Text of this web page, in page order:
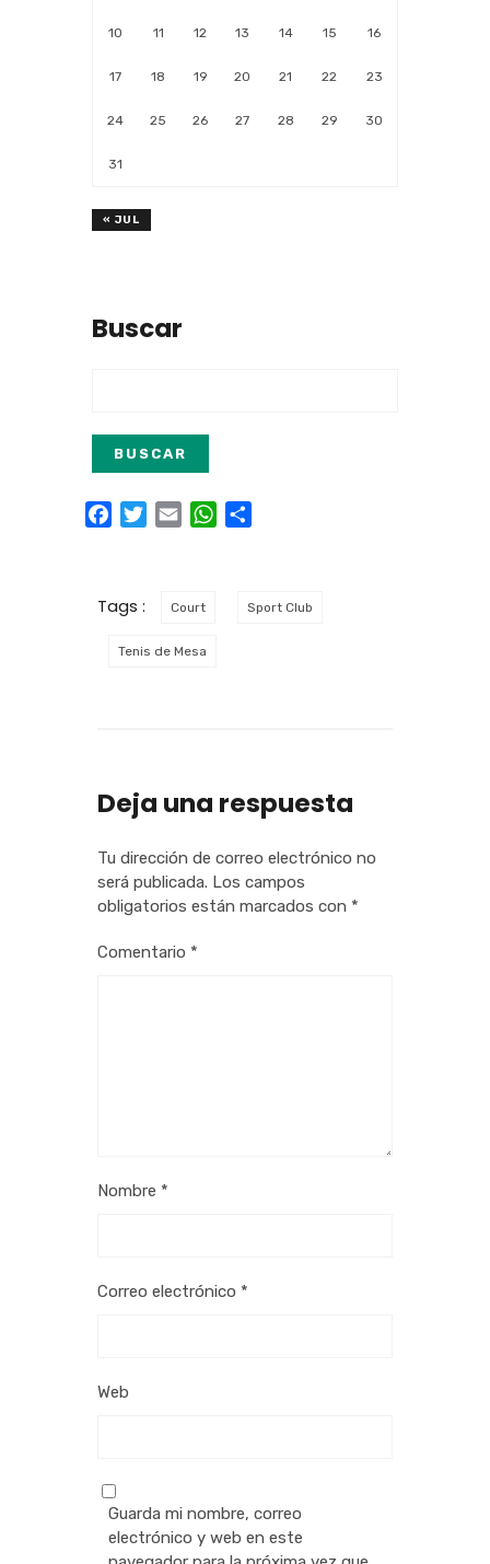
10 11 12 13 14 15 16
17 18 19 20 21 22 23
24 25 26 27 28 29 30
31
« JUL
Buscar
FacebookTwitter
Email WhatsApp
Tags : Court Sport Club
Tenis de Mesa
Deja una respuesta
Tu dirección de correo electrónico no
será publicada. Los campos
obligatorios están marcados con *
Comentario *
Nombre *
Correo electrónico *
Web
Guarda mi nombre, correo
electrónico y web en este